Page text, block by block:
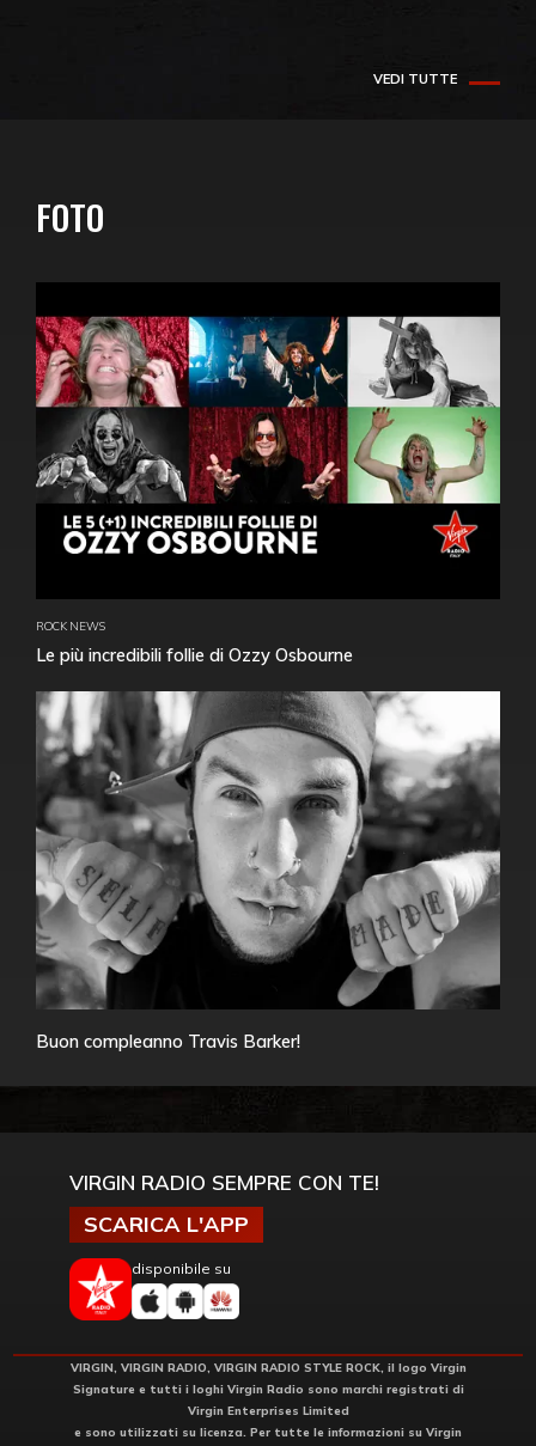
VEDI TUTTE
FOTO
ROCK NEWS
Le più incredibili follie di Ozzy Osbourne
Buon compleanno Travis Barker!
VIRGIN RADIO SEMPRE CON TE!
SCARICA L'APP
disponibile su
VIRGIN, VIRGIN RADIO, VIRGIN RADIO STYLE ROCK, il logo Virgin
Signature e tutti i loghi Virgin Radio sono marchi registrati di
Virgin Enterprises Limited
e sono utilizzati su licenza. Per tutte le informazioni su Virgin